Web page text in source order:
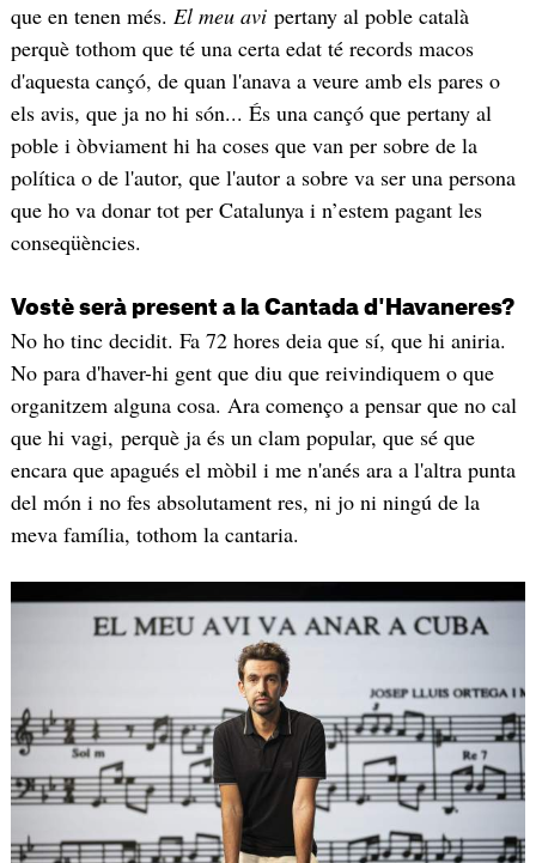
que en tenen més. El meu avipertany al poble català
perquè tothom que té una certa edat té records macos
d'aquesta cançó, de quan l'anava a veure amb els pares o
els avis, que ja no hi són... És una cançó que pertany al
poble i òbviament hi ha coses que van per sobre de la
política o de l'autor, que l'autor a sobre va ser una persona
que ho va donar tot per Catalunya i n’estem pagant les
conseqüències.
Vostè serà present a la Cantada d'Havaneres?
No ho tinc decidit. Fa 72 hores deia que sí, que hi aniria.
No para d'haver-hi gent que diu que reivindiquem o que
organitzem alguna cosa. Ara començo a pensar que no cal
que hi vagi, perquè ja és un clam popular, que sé que
encara que apagués el mòbil i me n'anés ara a l'altra punta
del món i no fes absolutament res, ni jo ni ningú de la
meva família, tothom la cantaria.